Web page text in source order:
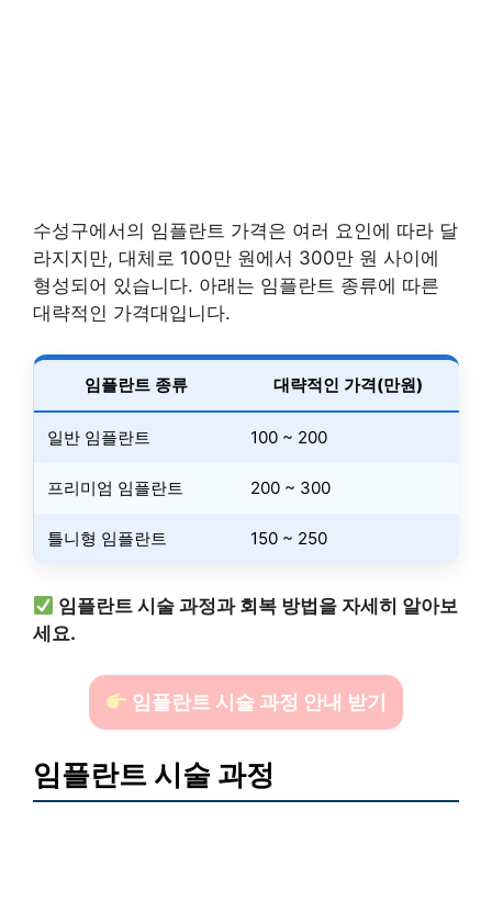
수성구에서의 임플란트 가격은 여러 요인에 따라 달
라지지만, 대체로 100만 원에서 300만 원 사이에
형성되어 있습니다. 아래는 임플란트 종류에 따른
대략적인 가격대입니다.
임플란트 종류 대략적인 가격(만원)
일반 임플란트 100 ~ 200
프리미엄 임플란트 200 ~ 300
틀니형 임플란트 150 ~ 250
임플란트 시술 과정과 회복 방법을 자세히 알아보
세요.
임플란트 시술 과정 안내 받기
임플란트 시술 과정